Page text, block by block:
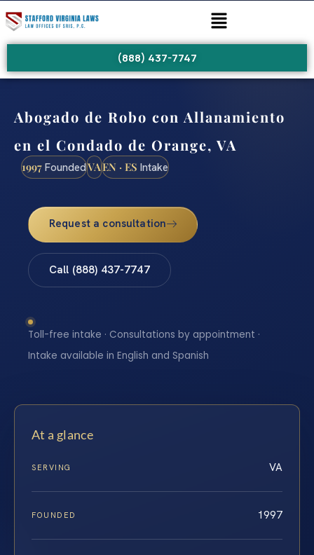
(888) 437-7747
Abogado de Robo con Allanamiento
en el Condado de Orange, VA
1997 FoundedVAEN · ES Intake
Request a consultation
Call (888) 437-7747
Toll-free intake · Consultations by appointment ·
Intake available in English and Spanish
At a glance
SERVING VA
FOUNDED 1997